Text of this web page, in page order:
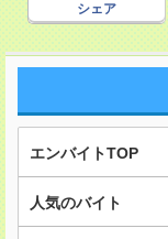
シェア
エンバイトTOP
人気のバイト